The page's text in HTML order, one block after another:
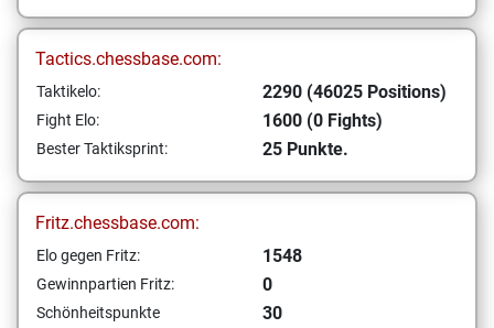
Tactics.chessbase.com:
Taktikelo: 2290 (46025 Positions)
Fight Elo: 1600 (0 Fights)
Bester Taktiksprint: 25 Punkte.
Fritz.chessbase.com:
Elo gegen Fritz: 1548
Gewinnpartien Fritz: 0
Schönheitspunkte
30